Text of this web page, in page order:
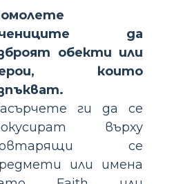
да
обекти или
които
ги да се
върху
се
или имена